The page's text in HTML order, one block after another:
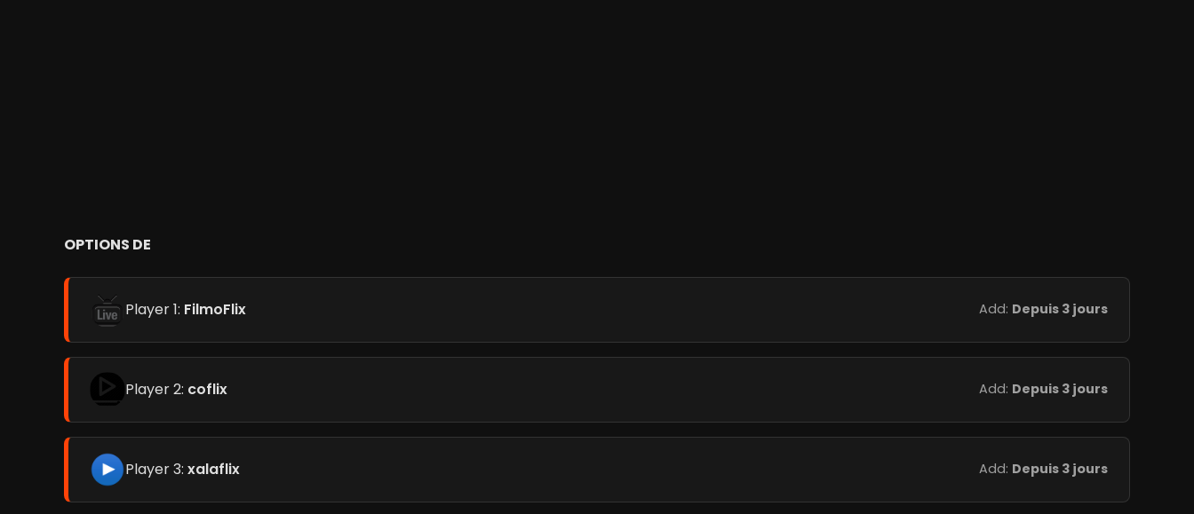
OPTIONS DE
Player 1: FilmoFlix Add: Depuis 3 jours
Player 2: coflix Add: Depuis 3 jours
Player 3: xalaflix Add: Depuis 3 jours